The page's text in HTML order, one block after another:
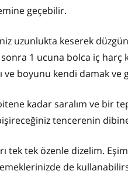
geçebilir.
uzunlukta keserek
1 ucuna bolca iç harç
ve boyunu kendi damak
kadar saralım ve bir
tencerenin
tek tek özenle dizelim.
de